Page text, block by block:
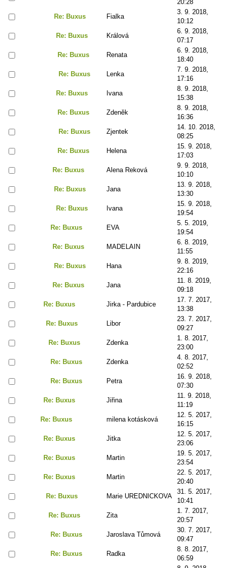
20:28
Re: Buxus
Fialka
3. 9. 2018,
10:12
Re: Buxus
Králová
6. 9. 2018,
07:17
Re: Buxus
Renata
6. 9. 2018,
18:40
Re: Buxus
Lenka
7. 9. 2018,
17:16
Re: Buxus
Ivana
8. 9. 2018,
15:38
Re: Buxus
Zdeněk
8. 9. 2018,
16:36
Re: Buxus
Zjentek
14. 10. 2018,
08:25
Re: Buxus
Helena
15. 9. 2018,
17:03
Re: Buxus
Alena Reková
9. 9. 2018,
10:10
Re: Buxus
Jana
13. 9. 2018,
13:30
Re: Buxus
Ivana
15. 9. 2018,
19:54
Re: Buxus
EVA
5. 5. 2019,
19:54
Re: Buxus
MADELAIN
6. 8. 2019,
11:55
Re: Buxus
Hana
9. 8. 2019,
22:16
Re: Buxus
Jana
11. 8. 2019,
09:18
Re: Buxus
Jirka - Pardubice
17. 7. 2017,
13:38
Re: Buxus
Libor
23. 7. 2017,
09:27
Re: Buxus
Zdenka
1. 8. 2017,
23:00
Re: Buxus
Zdenka
4. 8. 2017,
02:52
Re: Buxus
Petra
16. 9. 2018,
07:30
Re: Buxus
Jiřina
11. 9. 2018,
11:19
Re: Buxus
milena kotásková
12. 5. 2017,
16:15
Re: Buxus
Jitka
12. 5. 2017,
23:06
Re: Buxus
Martin
19. 5. 2017,
23:54
Re: Buxus
Martin
22. 5. 2017,
20:40
Re: Buxus
Marie UREDNICKOVA
31. 5. 2017,
10:41
Re: Buxus
Zita
1. 7. 2017,
20:57
Re: Buxus
Jaroslava Tůmová
30. 7. 2017,
09:47
Re: Buxus
Radka
8. 8. 2017,
06:59